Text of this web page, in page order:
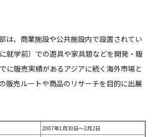
は、商業施設や公共施設内で設置されてい
就学前）での遊具や家具類などを開発・販
に販売実績があるアジアに続く海外市場と
販売ルートや商品のリサーチを目的に出展
2007年1月30日～2月2日